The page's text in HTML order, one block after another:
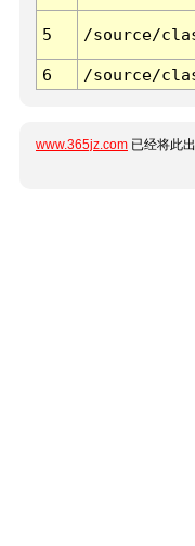
5 /source/
6 /source/
www.365jz.com 已经将此